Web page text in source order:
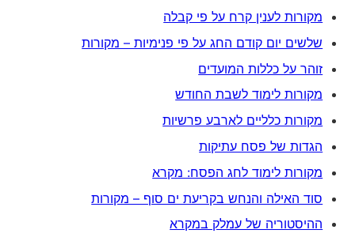
מקורות לענין קרח על פי קבלה
שלשים יום קודם החג על פי פנימיות – מקורות
זוהר על כללות המועדים
מקורות לימוד לשבת החודש
מקורות כלליים לארבע פרשיות
הגדות של פסח עתיקות
מקורות לימוד לחג הפסח: מקרא
סוד האילה והנחש בקריעת ים סוף – מקורות
ההיסטוריה של עמלק במקרא